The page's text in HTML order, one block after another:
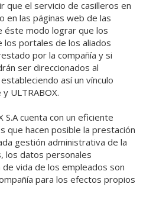
que el servicio de casilleros en
en las páginas web de las
éste modo lograr que los
portales de los aliados
por la compañía y si
ser direccionados al
así un vínculo
ULTRABOX.
S.A cuenta con un eficiente
que hacen posible la prestación
gestión administrativa de la
los datos personales
de vida de los empleados son
para los efectos propios